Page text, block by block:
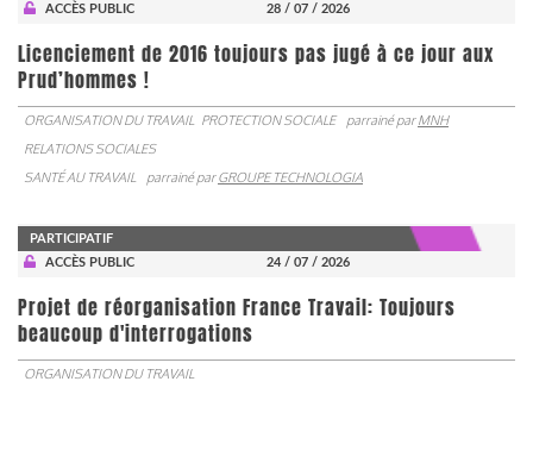
ACCÈS PUBLIC
28 / 07 / 2026
Licenciement de 2016 toujours pas jugé à ce jour aux
Prud’hommes !
ORGANISATION DU TRAVAIL PROTECTION SOCIALE parrainé parMNH
RELATIONS SOCIALES
SANTÉ AU TRAVAIL
parrainé parGROUPE TECHNOLOGIA
PARTICIPATIF
ACCÈS PUBLIC
24 / 07 / 2026
Projet de réorganisation France Travail: Toujours
beaucoup d'interrogations
ORGANISATION DU TRAVAIL